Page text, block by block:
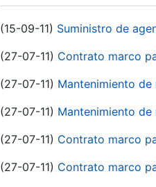
(15-09-11) Suministro de
(27-07-11) Contrato marco
(27-07-11) Mantenimiento
(27-07-11) Mantenimiento
(27-07-11) Contrato marco
(27-07-11) Contrato marco